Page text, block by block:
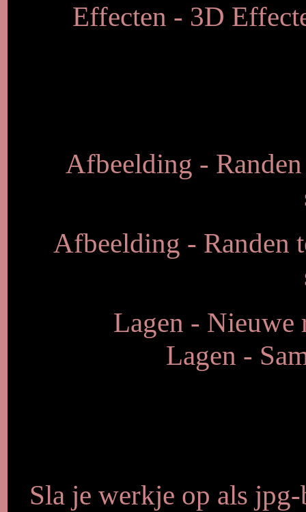
Effecten - 3D
Afbeelding -
Afbeelding - Randen
Lagen - Nieuwe
Lagen -
Sla je werkje op als